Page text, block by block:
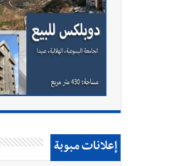
إعلانات مبوبة